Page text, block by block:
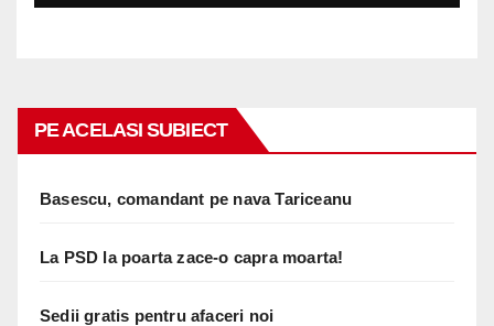
PE ACELASI SUBIECT
Basescu, comandant pe nava Tariceanu
La PSD la poarta zace-o capra moarta!
Sedii gratis pentru afaceri noi